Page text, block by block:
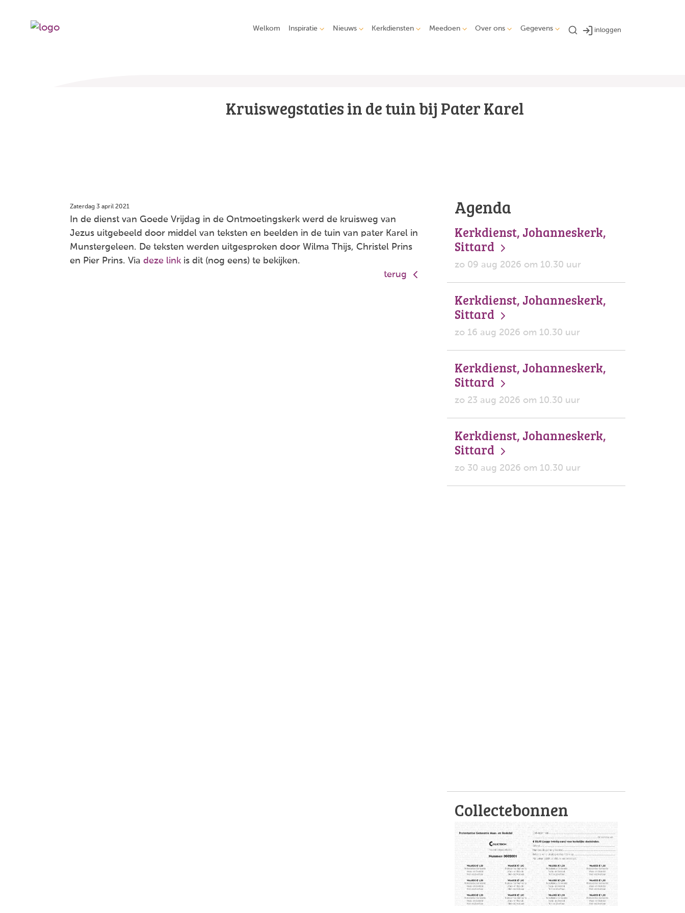
Welkom Inspiratie Nieuws Kerkdiensten Meedoen Over ons Gegevens inloggen
Kruiswegstaties in de tuin bij Pater Karel
Zaterdag 3 april 2021
In de dienst van Goede Vrijdag in de Ontmoetingskerk werd de kruisweg van
Jezus uitgebeeld door middel van teksten en beelden in de tuin van pater Karel in
Munstergeleen. De teksten werden uitgesproken door Wilma Thijs, Christel Prins
en Pier Prins. Via deze link is dit (nog eens) te bekijken.
terug
Agenda
Kerkdienst, Johanneskerk,
Sittard
zo 09 aug 2026 om 10.30 uur
Kerkdienst, Johanneskerk,
Sittard
zo 16 aug 2026 om 10.30 uur
Kerkdienst, Johanneskerk,
Sittard
zo 23 aug 2026 om 10.30 uur
Kerkdienst, Johanneskerk,
Sittard
zo 30 aug 2026 om 10.30 uur
Collectebonnen